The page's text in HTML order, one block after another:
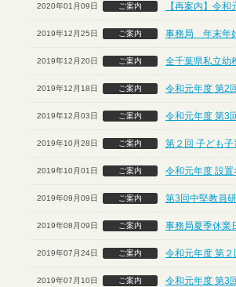
2020年01月09日 ご案内 【再案内】令
2019年12月25日 ご案内 事務局 年末年
2019年12月20日 ご案内 全千葉県私立幼
2019年12月18日 ご案内 令和元年度 第2
2019年12月03日 ご案内 令和元年度 第3
2019年10月28日 ご案内 第２回 子ども
2019年10月01日 ご案内 令和元年度 設
2019年09月09日 ご案内 第3回中堅教員
2019年08月09日 ご案内 事務局夏季休業
2019年07月24日 ご案内 令和元年度 第
2019年07月10日 ご案内 令和元年度 第3